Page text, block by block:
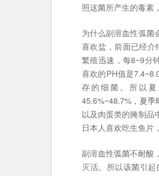
照这菌所产生的毒素
为什么副溶血性弧菌
喜欢盐，前面已经介
繁殖迅速，每8~9分
喜欢的PH值是
存的细菌。所以
45.6%~48.7%，夏
以及肉蛋类的腌制品
日本人喜欢吃生鱼片
副溶血性弧菌不耐酸
灭活。所以该菌引